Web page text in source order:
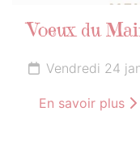
Voeux du
Vendredi 24
En savoir plus